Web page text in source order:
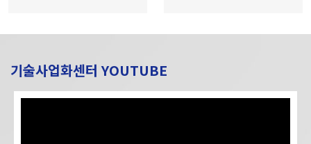
기술사업화센터 YOUTUBE